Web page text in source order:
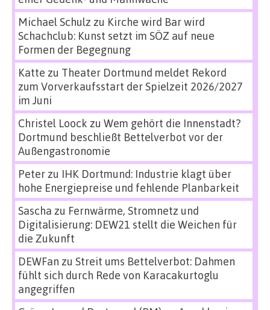
Michael Schulz zu Kirche wird Bar wird
Schachclub: Kunst setzt im SÖZ auf neue
Formen der Begegnung
Katte zu Theater Dortmund meldet Rekord
zum Vorverkaufsstart der Spielzeit 2026/2027
im Juni
Christel Loock zu Wem gehört die Innenstadt?
Dortmund beschließt Bettelverbot vor der
Außengastronomie
Peterzu IHK Dortmund: Industrie klagt über
hohe Energiepreise und fehlende Planbarkeit
Sascha zu Fernwärme, Stromnetz und
Digitalisierung: DEW21 stellt die Weichen für
die Zukunft
DEWFan zu Streit ums Bettelverbot: Dahmen
fühlt sich durch Rede von Karacakurtoglu
angegriffen